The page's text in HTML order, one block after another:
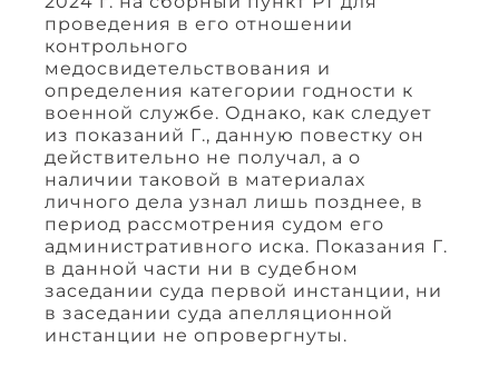
проведения в его отношении
контрольного
медосвидетельствования и
определения категории годности к
военной службе. Однако, как следует
из показаний Г., данную повестку он
действительно не получал, а о
наличии таковой в материалах
личного дела узнал лишь позднее, в
период рассмотрения судом его
административного иска. Показания Г.
в данной части ни в судебном
заседании суда первой инстанции, ни
в заседании суда апелляционной
инстанции не опровергнуты.